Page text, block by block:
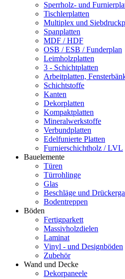
Sperrholz- und
Tischlerplatten
Multiplex und
Spanplatten
MDF / HDF
OSB / ESB / Funderplan
Leimholzplatten
3 - Schichtplatten
Arbeitplatten,
Schichtstoffe
Kanten
Dekorplatten
Kompaktplatten
Mineralwerkstoffe
Verbundplatten
Edelfunierte Platten
Furnierschichtholz / LVL
Bauelemente
Türen
Türrohlinge
Glas
Beschläge und
Bodentreppen
Böden
Fertigparkett
Massivholzdielen
Laminat
Vinyl - und Designböden
Zubehör
Wand und Decke
Dekorpaneele